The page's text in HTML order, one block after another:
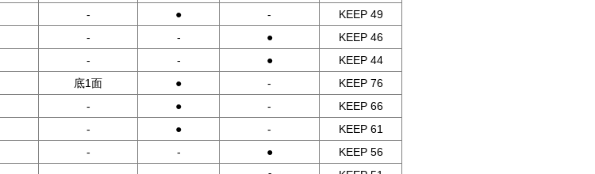
- ● -
KEEP 49
- - ●
KEEP 46
- - ● KEEP 44
底1面 ● -
KEEP 76
- ● -
KEEP 66
- ● -
KEEP 61
- - ●
KEEP 56